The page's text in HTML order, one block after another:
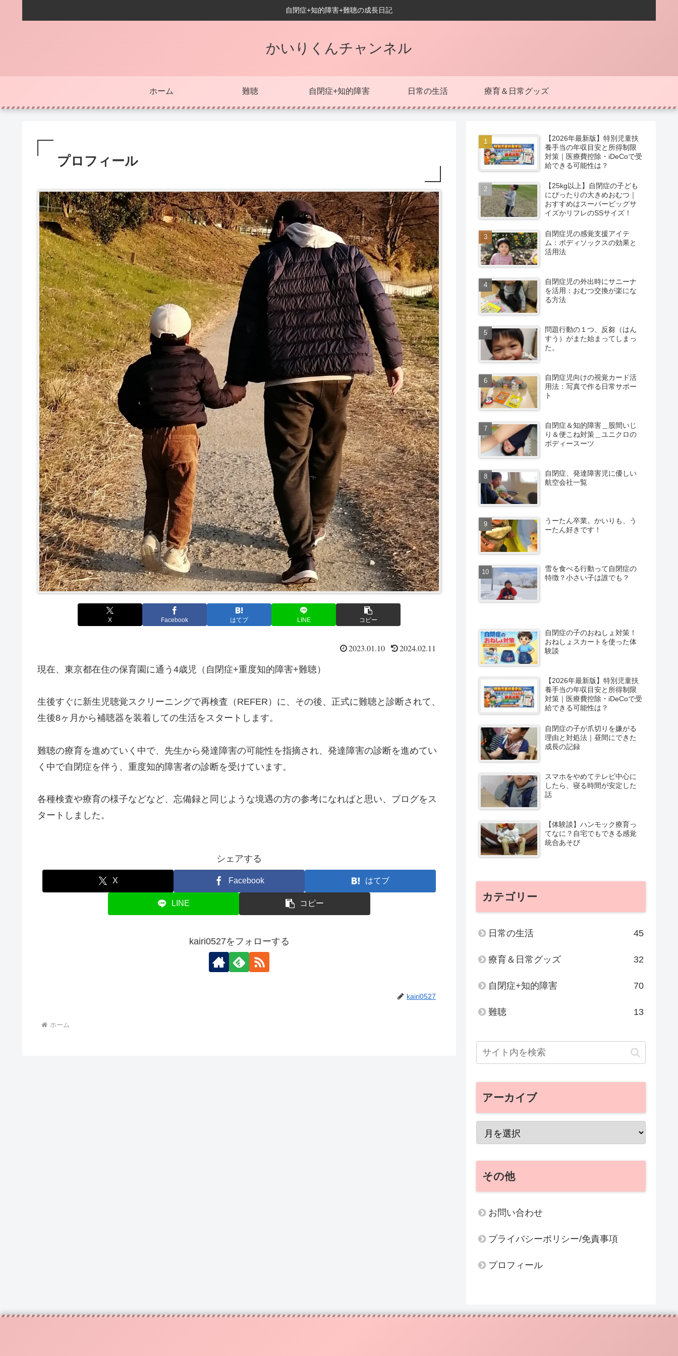
自閉症+知的障害+難聴の成長日記
かいりくんチャンネル
ホーム 難聴 自閉症+知的障害 日常の生活 療育＆日常グッズ
プロフィール
X Facebook はてブ LINE コピー
2023.01.10 2024.02.11
現在、東京都在住の保育園に通う4歳児（自閉症+重度知的障害+難聴）
生後すぐに新生児聴覚スクリーニングで再検査（REFER）に、その後、正式に難聴と診断されて、
生後8ヶ月から補聴器を装着しての生活をスタートします。
難聴の療育を進めていく中で、先生から発達障害の可能性を指摘され、発達障害の診断を進めてい
く中で自閉症を伴う、重度知的障害者の診断を受けています。
各種検査や療育の様子などなど、忘備録と同じような境遇の方の参考になればと思い、ブログをス
タートしました。
シェアする
X Facebook はてブ
LINE コピー
kairi0527をフォローする
kairi0527
ホーム
【2026年最新版】特別児童扶
養手当の年収目安と所得制限
対策｜医療費控除・iDeCoで受
給できる可能性は？
【25kg以上】自閉症の子ども
にぴったりの大きめおむつ｜
おすすめはスーパービッグサ
イズかリフレのSSサイズ！
自閉症児の感覚支援アイテ
ム：ボディソックスの効果と
活用法
自閉症児の外出時にサニーナ
を活用：おむつ交換が楽にな
る方法
問題行動の１つ、反芻（はん
すう）がまた始まってしまっ
た。
自閉症児向けの視覚カード活
用法：写真で作る日常サポー
ト
自閉症＆知的障害＿股間いじ
り＆便こね対策＿ユニクロの
ボディースーツ
自閉症、発達障害児に優しい
航空会社一覧
うーたん卒業。かいりも、う
ーたん好きです！
雪を食べる行動って自閉症の
特徴？小さい子は誰でも？
自閉症の子のおねしょ対策！
おねしょスカートを使った体
験談
【2026年最新版】特別児童扶
養手当の年収目安と所得制限
対策｜医療費控除・iDeCoで受
給できる可能性は？
自閉症の子が爪切りを嫌がる
理由と対処法｜昼間にできた
成長の記録
スマホをやめてテレビ中心に
したら、寝る時間が安定した
話
【体験談】ハンモック療育っ
てなに？自宅でもできる感覚
統合あそび
カテゴリー
日常の生活 45
療育＆日常グッズ 32
自閉症+知的障害 70
難聴 13
アーカイブ
その他
お問い合わせ
プライバシーポリシー/免責事項
プロフィール